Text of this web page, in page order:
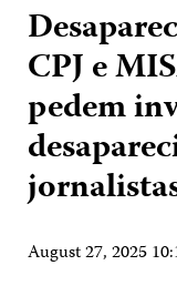
CPJ e
pedem
August 27, 2025